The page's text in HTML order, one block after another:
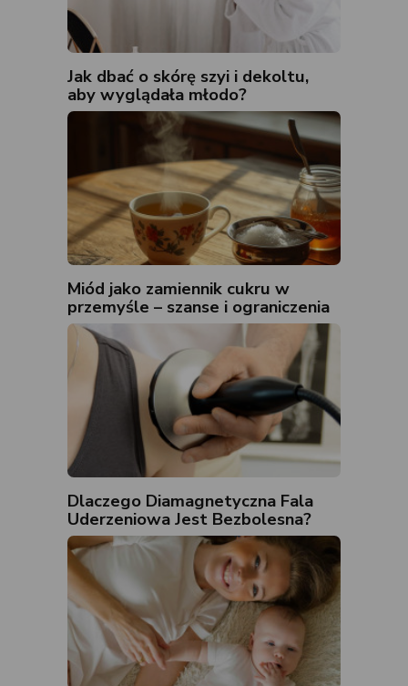
Jak dbać o skórę szyi i dekoltu,
aby wyglądała młodo?
Miód jako zamiennik cukru w
przemyśle – szanse i ograniczenia
Dlaczego Diamagnetyczna Fala
Uderzeniowa Jest Bezbolesna?